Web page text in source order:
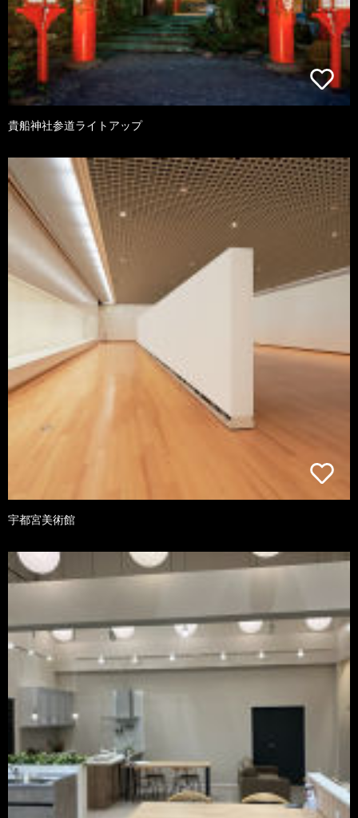
貴船神社参道ライトアップ
宇都宮美術館